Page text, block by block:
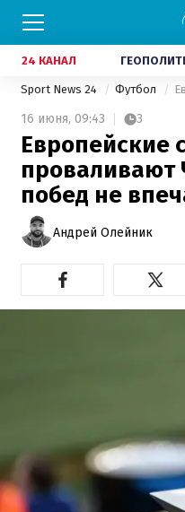
24 КАНАЛ
Sport News 24 Футбол
16 июня, 09:43 3
Европейские
проваливают
побед не
Андрей Олейник